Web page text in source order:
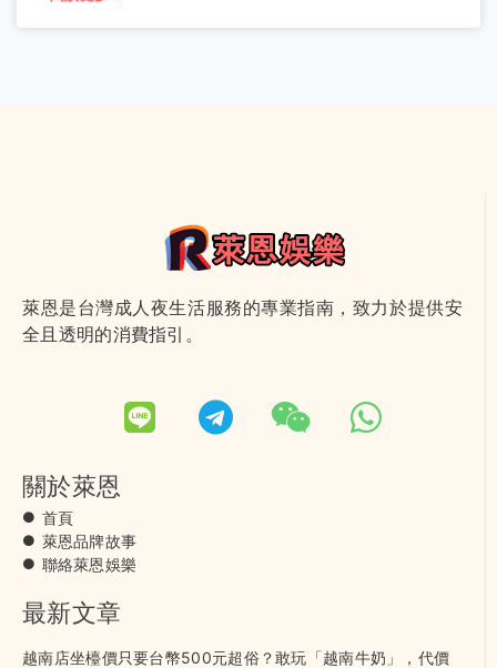
萊恩是台灣成人夜生活服務的專業指南，致力於提供安
全且透明的消費指引。
關於萊恩
首頁
萊恩品牌故事
聯絡萊恩娛樂
最新文章
越南店坐檯價只要台幣500元超俗？敢玩「越南牛奶」，代價